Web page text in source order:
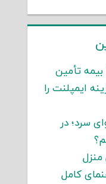
بیمه تأمین
هزینه ایمپلنت را
سرد؛ در
کامل